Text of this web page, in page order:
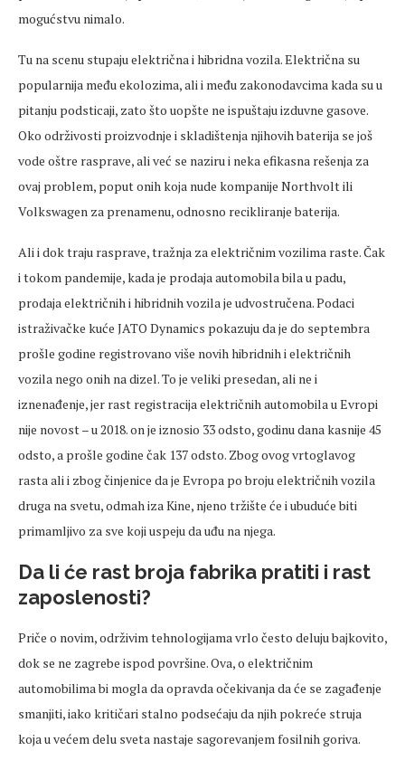
mogućstvu nimalo.
Tu na scenu stupaju električna i hibridna vozila. Električna su
popularnija među ekolozima, ali i među zakonodavcima kada su u
pitanju podsticaji, zato što uopšte ne ispuštaju izduvne gasove.
Oko održivosti proizvodnje i skladištenja njihovih baterija se još
vode oštre rasprave, ali već se naziru i neka efikasna rešenja za
ovaj problem, poput onih koja nude kompanije Northvolt ili
Volkswagen za prenamenu, odnosno recikliranje baterija.
Ali i dok traju rasprave, tražnja za električnim vozilima raste. Čak
i tokom pandemije, kada je prodaja automobila bila u padu,
prodaja električnih i hibridnih vozila je udvostručena. Podaci
istraživačke kuće JATO Dynamics pokazuju da je do septembra
prošle godine registrovano više novih hibridnih i električnih
vozila nego onih na dizel. To je veliki presedan, ali ne i
iznenađenje, jer rast registracija električnih automobila u Evropi
nije novost – u 2018. on je iznosio 33 odsto, godinu dana kasnije 45
odsto, a prošle godine čak 137 odsto. Zbog ovog vrtoglavog
rasta ali i zbog činjenice da je Evropa po broju električnih vozila
druga na svetu, odmah iza Kine, njeno tržište će i ubuduće biti
primamljivo za sve koji uspeju da uđu na njega.
Da li će rast broja fabrika pratiti i rast
zaposlenosti?
Priče o novim, održivim tehnologijama vrlo često deluju bajkovito,
dok se ne zagrebe ispod površine. Ova, o električnim
automobilima bi mogla da opravda očekivanja da će se zagađenje
smanjiti, iako kritičari stalno podsećaju da njih pokreće struja
koja u većem delu sveta nastaje sagorevanjem fosilnih goriva.